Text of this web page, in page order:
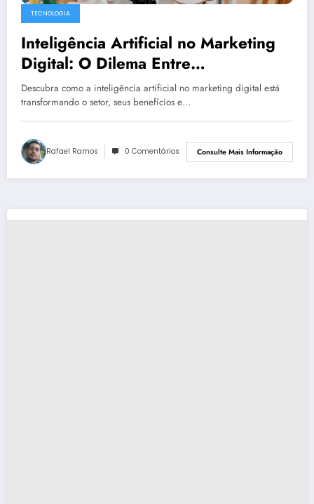
TECNOLOGIA
Inteligência Artificial no Marketing
Digital: O Dilema Entre
Popularização e Perda de
Diferenciação
Descubra como a inteligência artificial no marketing digital está
transformando o setor, seus benefícios e…
Rafael Ramos 0 Comentários Consulte Mais Informação